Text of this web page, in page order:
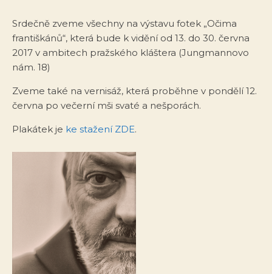
Srdečně zveme všechny na výstavu fotek „Očima
františkánů“, která bude k vidění od 13. do 30. června
2017 v ambitech pražského kláštera (Jungmannovo
nám. 18)
Zveme také na vernisáž, která proběhne v pondělí 12.
června po večerní mši svaté a nešporách.
Plakátek je ke stažení ZDE.